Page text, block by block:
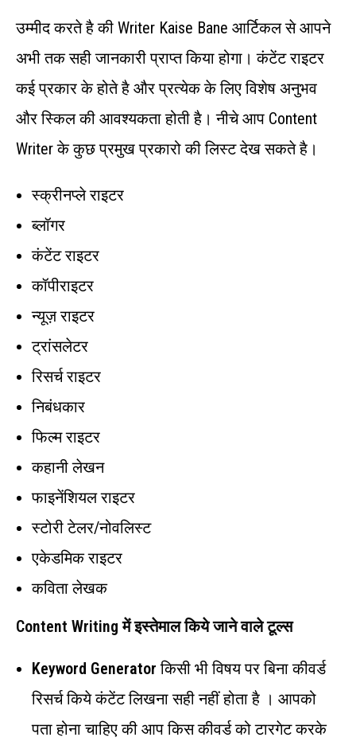
उम्मीद करते है की Writer Kaise Bane आर्टिकल से आपने
अभी तक सही जानकारी प्राप्त किया होगा। कंटेंट राइटर
कई प्रकार के होते है और प्रत्येक के लिए विशेष अनुभव
और स्किल की आवश्यकता होती है। नीचे आप Content
Writer के कुछ प्रमुख प्रकारो की लिस्ट देख सकते है।
स्क्रीनप्ले राइटर
ब्लॉगर
कंटेंट राइटर
कॉपीराइटर
न्यूज़ राइटर
ट्रांसलेटर
रिसर्च राइटर
निबंधकार
फिल्म राइटर
कहानी लेखन
फाइनेंशियल राइटर
स्टोरी टेलर/नोवलिस्ट
एकेडमिक राइटर
कविता लेखक
Content Writing में इस्तेमाल किये जाने वाले टूल्स
Keyword Generator किसी भी विषय पर बिना कीवर्ड
रिसर्च किये कंटेंट लिखना सही नहीं होता है । आपको
पता होना चाहिए की आप किस कीवर्ड को टारगेट करके